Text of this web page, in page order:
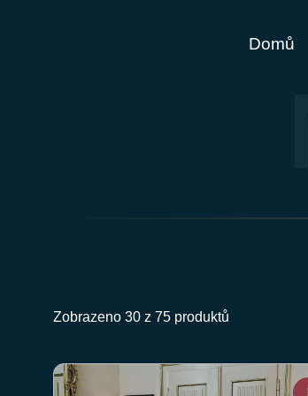
Domů
Zobrazeno 30 z 75 produktů